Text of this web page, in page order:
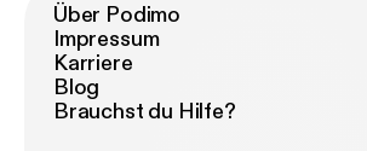
Über Podimo
Impressum
Karriere
Blog
Brauchst du Hilfe?